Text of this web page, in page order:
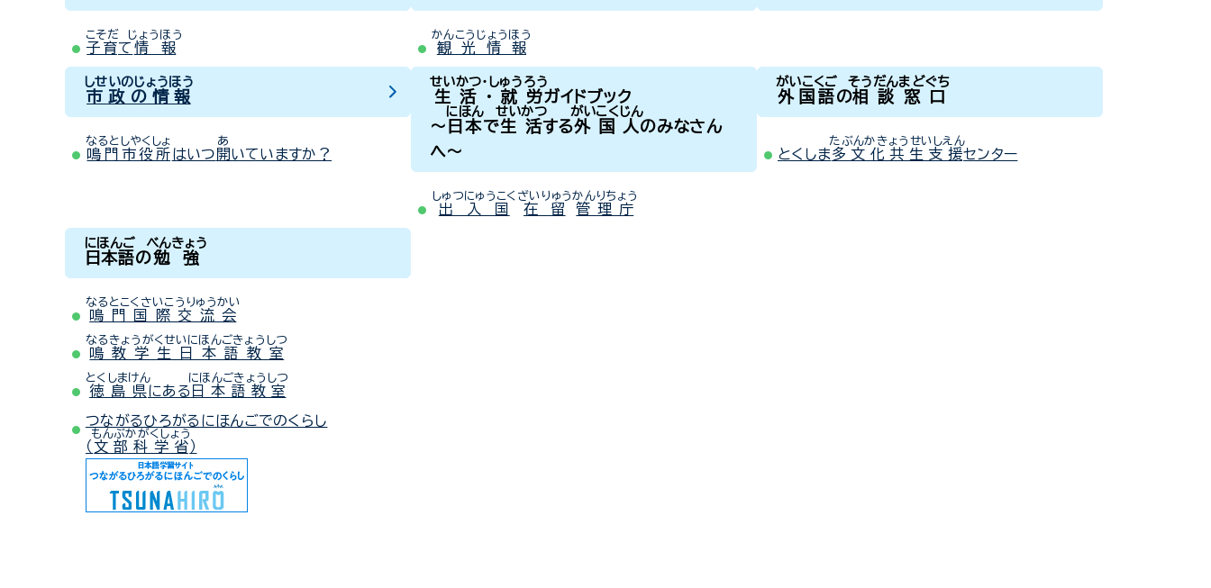
子育
こそだ
て 情報
じょうほう
観光情報
かんこうじょうほう
市政の情報
しせいのじょうほう
鳴門市役所
なるとしやくしょ
はいつ 開
あ
いていますか？
生活・就労
せいかつ・しゅうろう
ガイドブック
～ 日本
にほん
で生活
せいかつ
する外国人
がいこくじん
のみなさん
へ～
出入国
しゅつにゅうこく
在留
ざいりゅう
管理庁
かんりちょう
外国語
がいこくご
の相談窓口
そうだんまどぐち
とくしま多文化共生支援
たぶんかきょうせいしえん
センター
日本語
にほんご
の勉強
べんきょう
鳴門国際交流会
なるとこくさいこうりゅうかい
鳴教学生日本語教室
なるきょうがくせいにほんごきょうしつ
徳島県
とくしまけん
にある 日本語教室
にほんごきょうしつ
つながるひろがるにほんごでのくらし
（ 文部科学省
もんぶかがくしょう
）